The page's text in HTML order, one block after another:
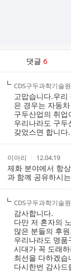
댓글 6
작
성
자
CDS구두과학기술원
고맙습니다.우
은 경우는 자동
구두산업의 취
우리나라도 구
갖었스면 합니다.
작
성
자
미아리
작
성
시
간
12.04.19
제화 분야에서 항
과 함꼐 공유하시
작
성
자
CDS구두과학기술원
감사합니다.
다만 저 혼자의
많은 분들의 후
우리나라도 명
시대가 꼭 도래
최선을 다하겠습
다시한번 감사드